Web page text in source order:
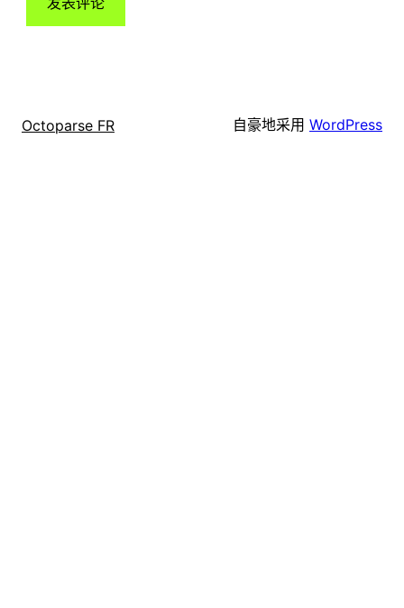
Octoparse FR 自豪地采用 WordPress